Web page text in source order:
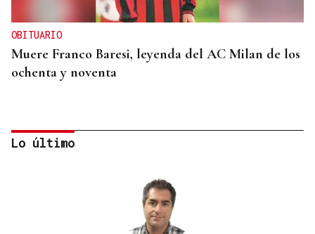
OBITUARIO
Muere Franco Baresi, leyenda del AC Milan de los
ochenta y noventa
Lo último